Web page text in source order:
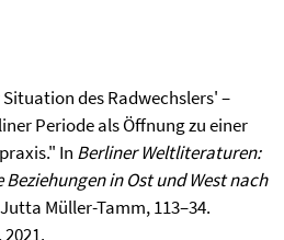
des Radwechslers' –
Periode als Öffnung zu einer
In Berliner Weltliteraturen:
in Ost und West nach
Müller-Tamm, 113–34.